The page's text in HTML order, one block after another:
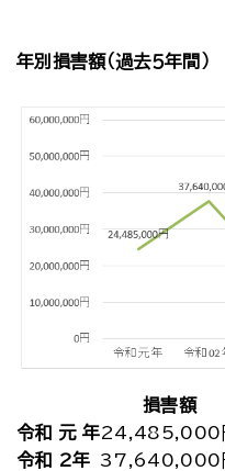
年別損害額（過去５年間）
損害額
令和 元 年24,485,000
令和 2年
37,640,000